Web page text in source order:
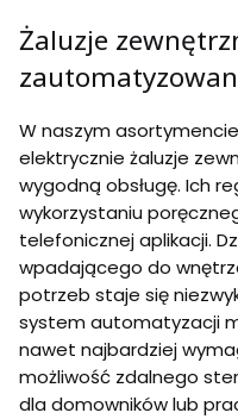
Żaluzje
W naszym
elektrycznie żaluzje
wygodną obsługę. Ich
wykorzystaniu
telefonicznej aplikacji.
wpadającego do
potrzeb staje się
system automatyzacji
nawet najbardziej
możliwość zdalnego
dla domowników lub